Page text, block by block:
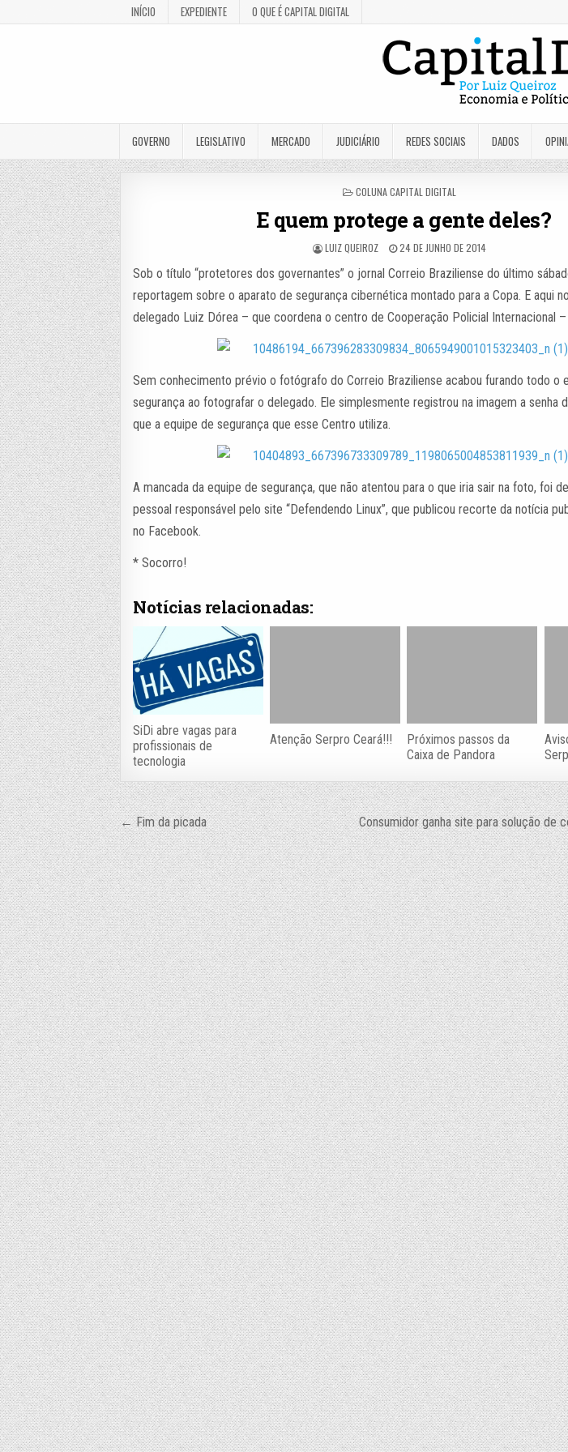
INÍCIO EXPEDIENTE O QUE É CAPITAL DIGITAL
GOVERNO LEGISLATIVO MERCADO JUDICIÁRIO REDES SOCIAIS DADOS
POSTED
COLUNA CAPITAL DIGITAL
E quem protege a gente deles?
LUIZ QUEIROZ 24 DE JUNHO DE 2014
Sob o título “protetores dos governantes” o jornal Correio Braziliense do último
reportagem sobre o aparato de segurança cibernética montado para a Copa. E aqui
delegado Luiz Dórea – que coordena o centro de Cooperação Policial Internacional
Sem conhecimento prévio o fotógrafo do Correio Braziliense acabou furando todo o
segurança ao fotografar o delegado. Ele simplesmente registrou na imagem a senha
que a equipe de segurança que esse Centro utiliza.
A mancada da equipe de segurança, que não atentou para o que iria sair na foto, foi
pessoal responsável pelo site “Defendendo Linux”, que publicou recorte da notícia
no Facebook.
* Socorro!
Notícias relacionadas:
SiDi abre vagas para
profissionais de
tecnologia
Atenção Serpro Ceará!!!
Próximos passos da
Caixa de Pandora
Navegação
de
Post
← Fim da picada Consumidor ganha site para solução